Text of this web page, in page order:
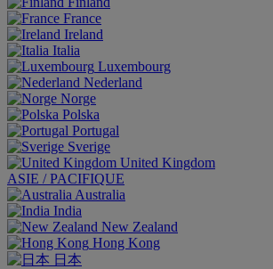
France
Ireland
Italia
Luxembourg
Nederland
Norge
Polska
Portugal
Sverige
United Kingdom
ASIE / PACIFIQUE
Australia
India
New Zealand
Hong Kong
日本